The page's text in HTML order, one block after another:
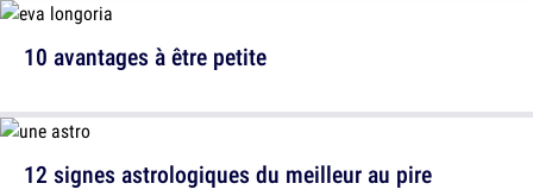
10 avantages à être petite
12 signes astrologiques du meilleur au pire